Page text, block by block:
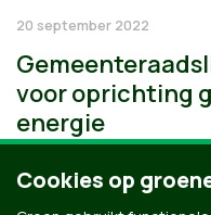
20 september 2022
voor oprichting
energie
Cookies op